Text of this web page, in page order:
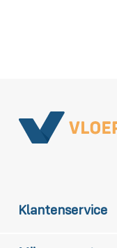
Klantenservice